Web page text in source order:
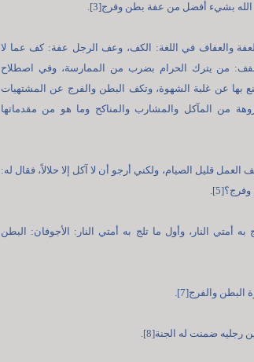
بشيء أفضل من عفة بطن وفرج[3].
العبادة العفاف[4] (العفة والعفاف في اللغة: الكف، وعف الرجل عفة: كف عما لا
من يترك الحرام بضرب من الممارسة، وفي اصطلاح
بها عن غلبة الشهوة، وتكف البطن والفرج عن المشتهيات
من المآكل والمشارب والمناكح وما هو من مقدماتها
قليل الصيام، ولكني أرجو أن لا آكل إلا حلالاً، فقال له:
أمتي النار، وأول ما تلج به أمتي النار: الأجوفان: البطن
والفرج[7].
رجليه ضمنت له الجنة[8].